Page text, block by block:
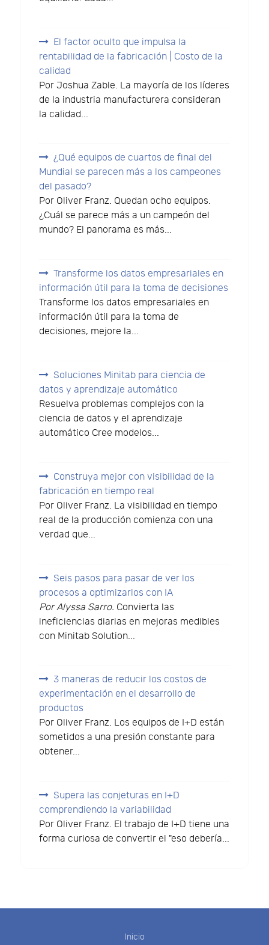
El factor oculto que impulsa la
rentabilidad de la fabricación | Costo de la
calidad
Por Joshua Zable. La mayoría de los líderes
de la industria manufacturera consideran
la calidad...
¿Qué equipos de cuartos de final del
Mundial se parecen más a los campeones
del pasado?
Por Oliver Franz. Quedan ocho equipos.
¿Cuál se parece más a un campeón del
mundo? El panorama es más...
Transforme los datos empresariales en
información útil para la toma de decisiones
Transforme los datos empresariales en
información útil para la toma de
decisiones, mejore la...
Soluciones Minitab para ciencia de
datos y aprendizaje automático
Resuelva problemas complejos con la
ciencia de datos y el aprendizaje
automático Cree modelos...
Construya mejor con visibilidad de la
fabricación en tiempo real
Por Oliver Franz. La visibilidad en tiempo
real de la producción comienza con una
verdad que...
Seis pasos para pasar de ver los
procesos a optimizarlos con IA
Por Alyssa Sarro. Convierta las
ineficiencias diarias en mejoras medibles
con Minitab Solution...
3 maneras de reducir los costos de
experimentación en el desarrollo de
productos
Por Oliver Franz. Los equipos de I+D están
sometidos a una presión constante para
obtener...
Supera las conjeturas en I+D
comprendiendo la variabilidad
Por Oliver Franz. El trabajo de I+D tiene una
forma curiosa de convertir el "eso debería...
Inicio